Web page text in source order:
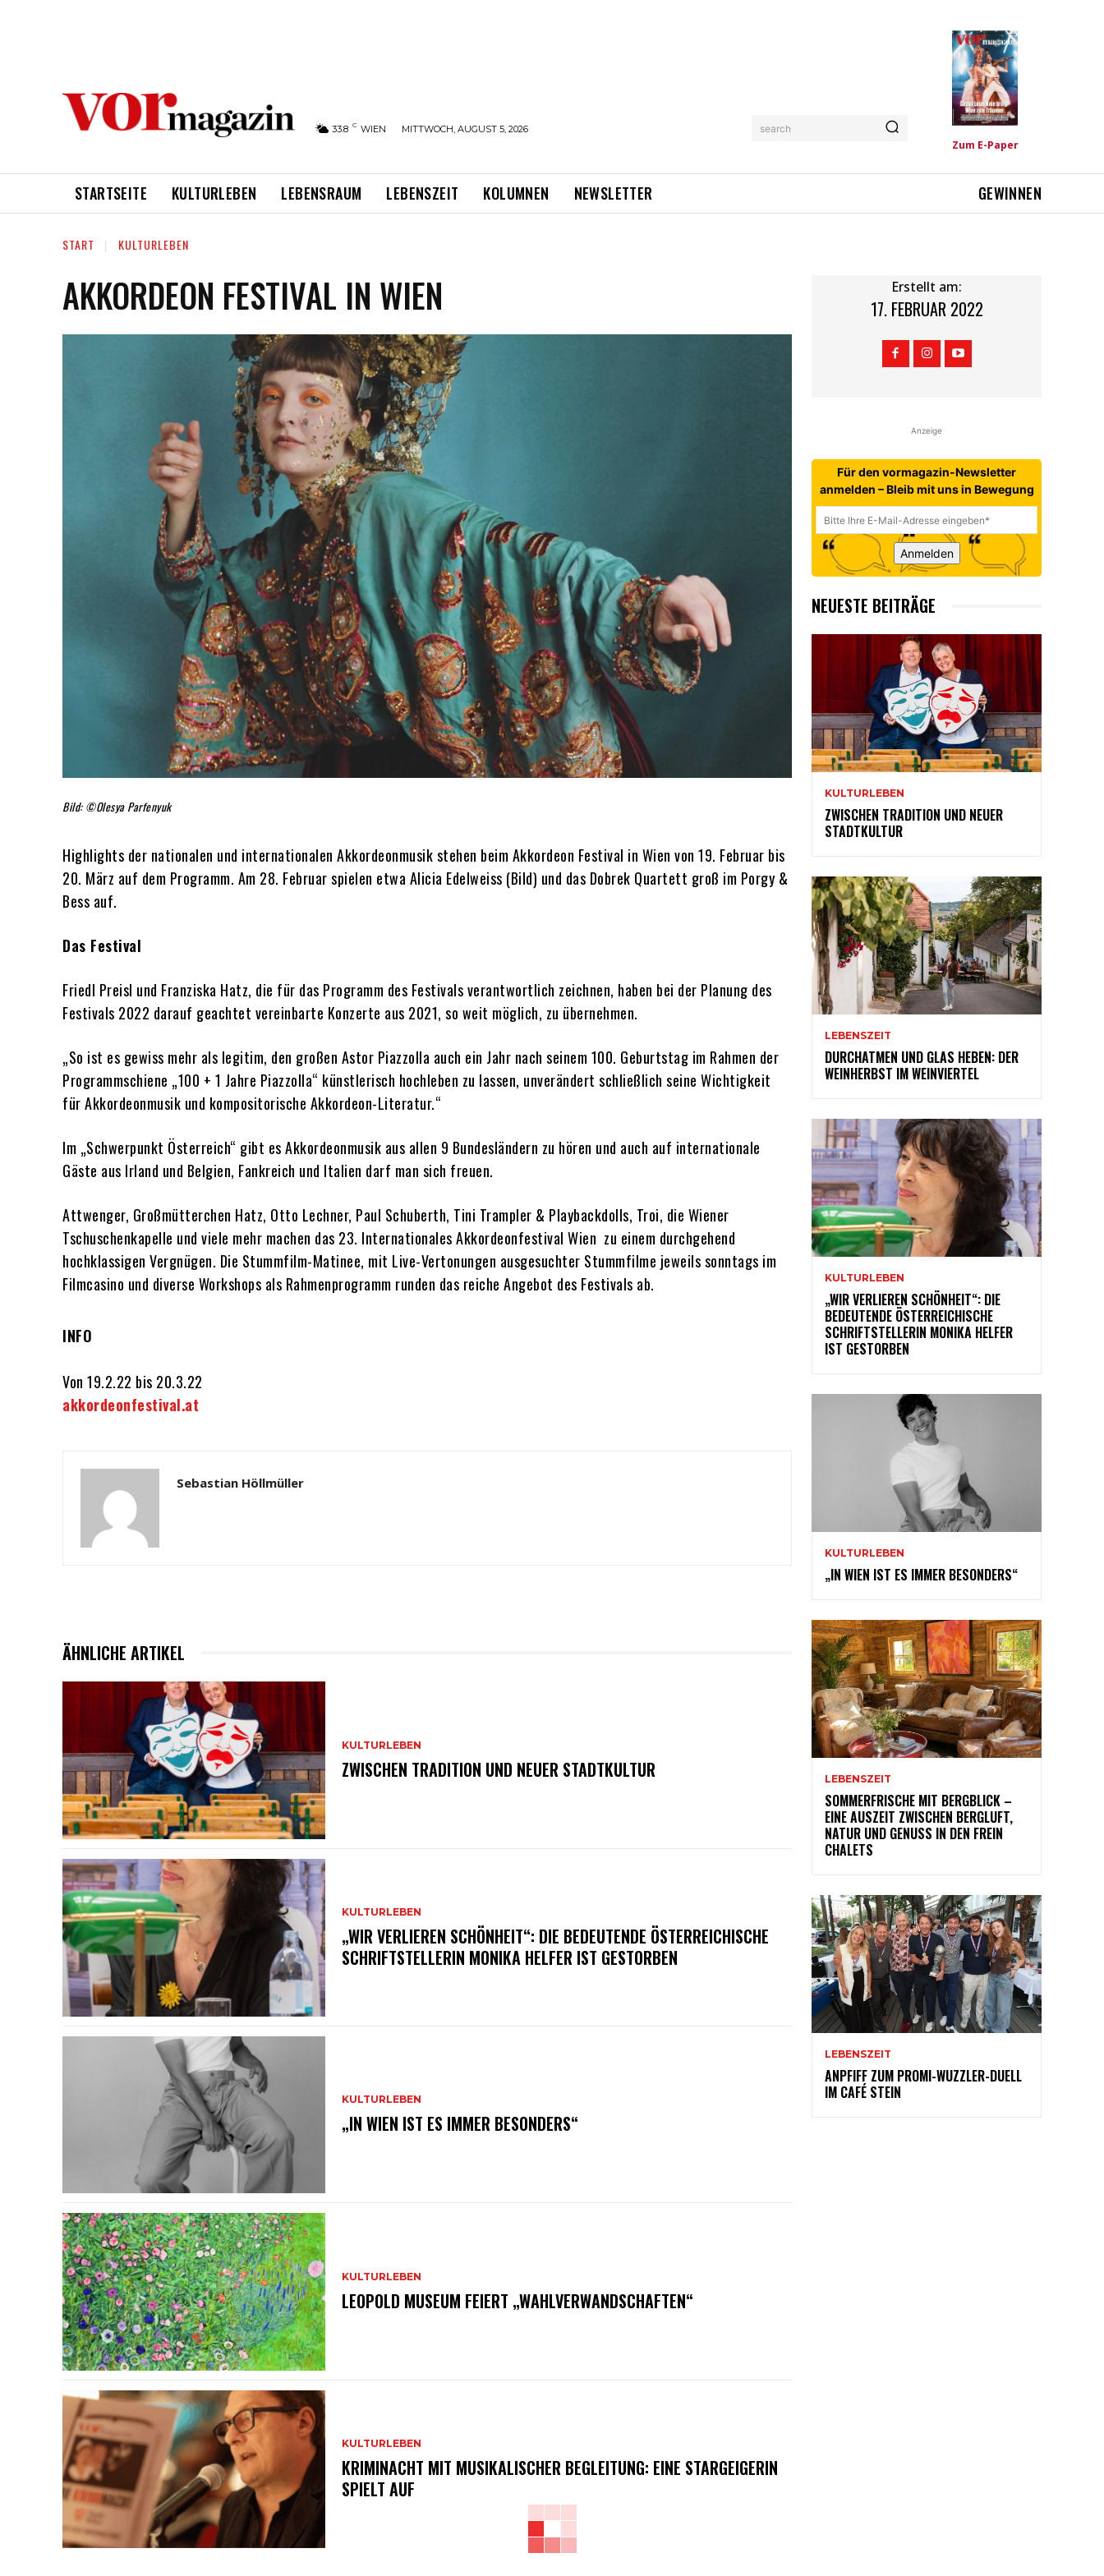
33.8 C WIEN MITTWOCH, AUGUST 5, 2026 search
Zum E-Paper
STARTSEITE KULTURLEBEN LEBENSRAUM LEBENSZEIT KOLUMNEN NEWSLETTER GEWINNEN
START KULTURLEBEN
AKKORDEON FESTIVAL IN WIEN
Bild: ©Olesya Parfenyuk
Highlights der nationalen und internationalen Akkordeonmusik stehen beim Akkordeon Festival in Wien von 19. Februar bis
20. März auf dem Programm. Am 28. Februar spielen etwa Alicia Edelweiss (Bild) und das Dobrek Quartett groß im Porgy &
Bess auf.
Das Festival
Friedl Preisl und Franziska Hatz, die für das Programm des Festivals verantwortlich zeichnen, haben bei der Planung des
Festivals 2022 darauf geachtet vereinbarte Konzerte aus 2021, so weit möglich, zu übernehmen.
„So ist es gewiss mehr als legitim, den großen Astor Piazzolla auch ein Jahr nach seinem 100. Geburtstag im Rahmen der
Programmschiene „100 + 1 Jahre Piazzolla“ künstlerisch hochleben zu lassen, unverändert schließlich seine Wichtigkeit
für Akkordeonmusik und kompositorische Akkordeon-Literatur.“
Im „Schwerpunkt Österreich“ gibt es Akkordeonmusik aus allen 9 Bundesländern zu hören und auch auf internationale
Gäste aus Irland und Belgien, Fankreich und Italien darf man sich freuen.
Attwenger, Großmütterchen Hatz, Otto Lechner, Paul Schuberth, Tini Trampler & Playbackdolls, Troi, die Wiener
Tschuschenkapelle und viele mehr machen das 23. Internationales Akkordeonfestival Wien zu einem durchgehend
hochklassigen Vergnügen. Die Stummfilm-Matinee, mit Live-Vertonungen ausgesuchter Stummfilme jeweils sonntags im
Filmcasino und diverse Workshops als Rahmenprogramm runden das reiche Angebot des Festivals ab.
INFO
Von 19.2.22 bis 20.3.22
akkordeonfestival.at
Sebastian Höllmüller
ÄHNLICHE ARTIKEL
KULTURLEBEN
ZWISCHEN TRADITION UND NEUER STADTKULTUR
KULTURLEBEN
„WIR VERLIEREN SCHÖNHEIT“: DIE BEDEUTENDE ÖSTERREICHISCHE
SCHRIFTSTELLERIN MONIKA HELFER IST GESTORBEN
KULTURLEBEN
„IN WIEN IST ES IMMER BESONDERS“
KULTURLEBEN
LEOPOLD MUSEUM FEIERT „WAHLVERWANDSCHAFTEN“
KULTURLEBEN
KRIMINACHT MIT MUSIKALISCHER BEGLEITUNG: EINE STARGEIGERIN
SPIELT AUF
Erstellt am:
17. FEBRUAR 2022
Anzeige
Für den vormagazin-Newsletter
anmelden – Bleib mit uns in Bewegung
Anmelden
NEUESTE BEITRÄGE
KULTURLEBEN
ZWISCHEN TRADITION UND NEUER
STADTKULTUR
LEBENSZEIT
DURCHATMEN UND GLAS HEBEN: DER
WEINHERBST IM WEINVIERTEL
KULTURLEBEN
„WIR VERLIEREN SCHÖNHEIT“: DIE
BEDEUTENDE ÖSTERREICHISCHE
SCHRIFTSTELLERIN MONIKA HELFER
IST GESTORBEN
KULTURLEBEN
„IN WIEN IST ES IMMER BESONDERS“
LEBENSZEIT
SOMMERFRISCHE MIT BERGBLICK –
EINE AUSZEIT ZWISCHEN BERGLUFT,
NATUR UND GENUSS IN DEN FREIN
CHALETS
LEBENSZEIT
ANPFIFF ZUM PROMI-WUZZLER-DUELL
IM CAFÉ STEIN